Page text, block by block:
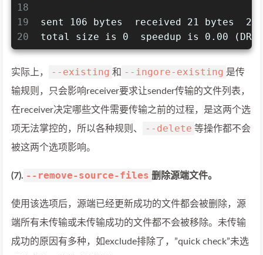
18
19
20
sent 106 bytes  received 21 bytes
total size is 0  speedup is 0.00 (DRY
实际上， --existing 和 --ingore-existing 是传
输规则，只会影响receiver要求让sender传输的文件列表，
在receiver决定哪些文件需要传输之前的过程，是这两个选
项无法掌控的，所以各种规则、
--delete 等操作都不会
被这两个选项影响。
(7). --remove-source-files 删除源端文件。
使用该选项后，源端已经更新成功的文件都会被删除，源
端所有未传输或未传输成功的文件都不会被移除。未传输
成功的原因有多种，如exclude排除了，”quick check”未选